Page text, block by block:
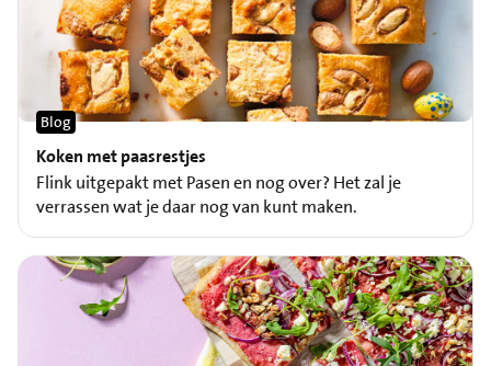
Koken met paasrestjes
Blog
Flink uitgepakt met Pasen en nog over? Het zal je
verrassen wat je daar nog van kunt maken.